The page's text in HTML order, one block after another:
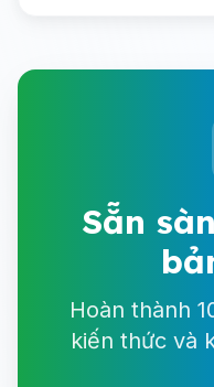
Sẵn
Hoàn thành
kiến thức và